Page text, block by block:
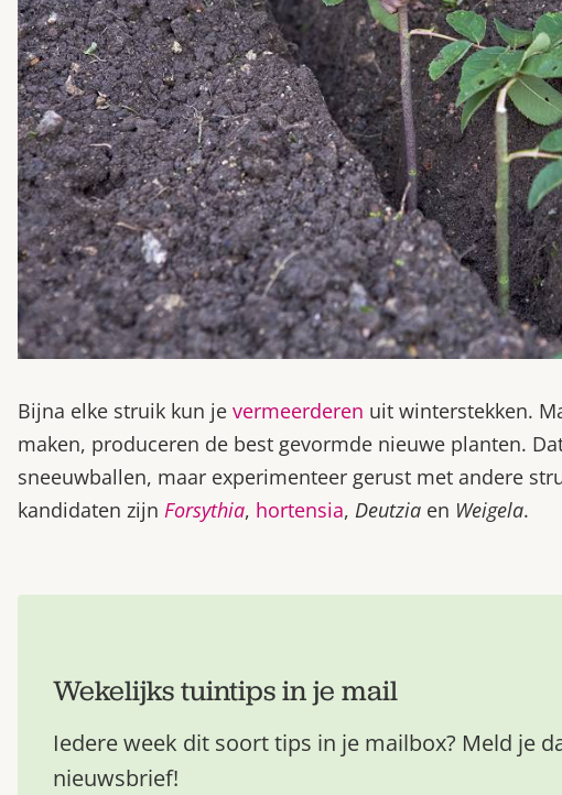
Bijna elke struik kun je vermeerderen uit winterstekken.
maken, produceren de best gevormde nieuwe planten.
sneeuwballen, maar experimenteer gerust met andere
kandidaten zijn Forsythia, hortensia, Deutzia en Weigela.
Wekelijks tuintips in je mail
Iedere week dit soort tips in je mailbox? Meld je
nieuwsbrief!